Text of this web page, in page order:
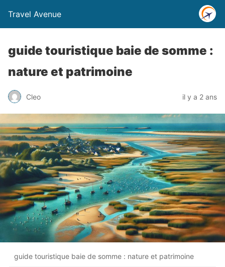
Travel Avenue
guide touristique baie de somme :
nature et patrimoine
Cleo il y a 2 ans
guide touristique baie de somme : nature et patrimoine